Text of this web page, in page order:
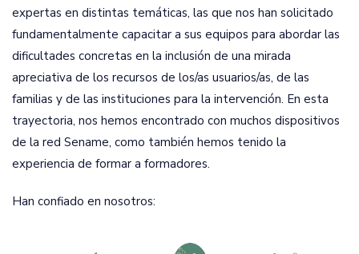
expertas en distintas temáticas, las que nos han solicitado
fundamentalmente capacitar a sus equipos para abordar las
dificultades concretas en la inclusión de una mirada
apreciativa de los recursos de los/as usuarios/as, de las
familias y de las instituciones para la intervención. En esta
trayectoria, nos hemos encontrado con muchos dispositivos
de la red Sename, como también hemos tenido la
experiencia de formar a formadores.
Han confiado en nosotros: